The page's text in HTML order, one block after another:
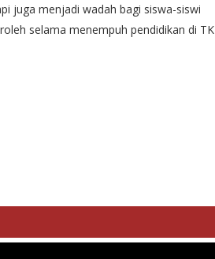
juga menjadi wadah bagi siswa-siswi
selama menempuh pendidikan di TK